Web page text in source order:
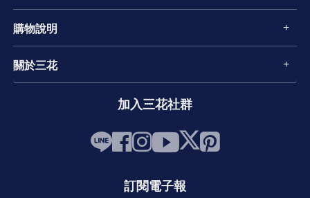
購物說明
關於三花
加入三花社群
訂閱電子報